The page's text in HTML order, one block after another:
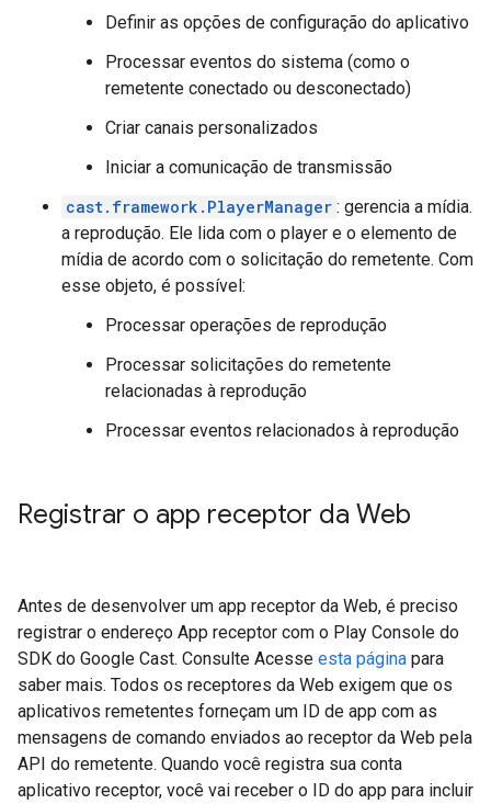
Definir as opções de configuração do aplicativo
Processar eventos do sistema (como o
remetente conectado ou desconectado)
Criar canais personalizados
Iniciar a comunicação de transmissão
cast.framework.PlayerManager : gerencia a mídia.
a reprodução. Ele lida com o player e o elemento de
mídia de acordo com o solicitação do remetente. Com
esse objeto, é possível:
Processar operações de reprodução
Processar solicitações do remetente
relacionadas à reprodução
Processar eventos relacionados à reprodução
Registrar o app receptor da Web
Antes de desenvolver um app receptor da Web, é preciso
registrar o endereço App receptor com o Play Console do
SDK do Google Cast. Consulte Acesse esta página para
saber mais. Todos os receptores da Web exigem que os
aplicativos remetentes forneçam um ID de app com as
mensagens de comando enviados ao receptor da Web pela
API do remetente. Quando você registra sua conta
aplicativo receptor, você vai receber o ID do app para incluir